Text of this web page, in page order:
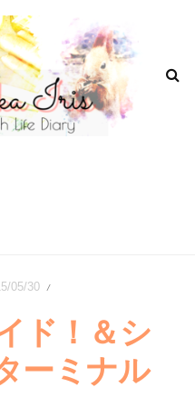
05/30 /
ド！＆シ
ーミナル